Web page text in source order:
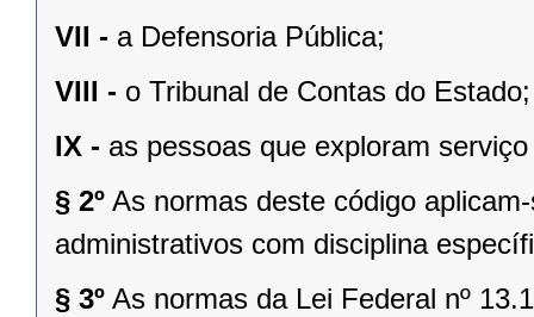
VII - a Defensoria Pública;
VIII - o Tribunal de Contas do Estado;
IX - as pessoas que exploram
§ 2º As normas deste código
administrativos com disciplina
§ 3º As normas da Lei Federal nº